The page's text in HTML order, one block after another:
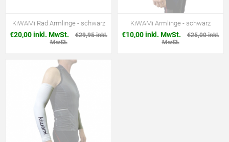
KiWAMi Rad Armlinge - schwarz
€20,00 inkl. MwSt.
€29,95 inkl.
MwSt.
KiWAMi Armlinge - schwarz
€10,00 inkl. MwSt.
€25,00 inkl.
MwSt.